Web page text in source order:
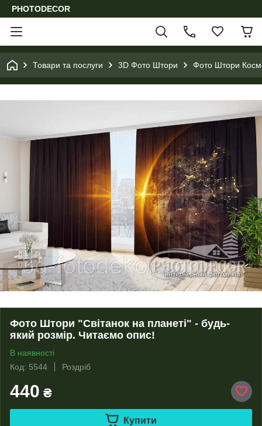
PHOTODECOR
Товари та послуги 3D Фото Штори Фото Штори
Фото Штори "Світанок на планеті" - будь-
який розмір. Читаємо опис!
В наявності
Код: 5544
Роздріб
440 ₴
Купити